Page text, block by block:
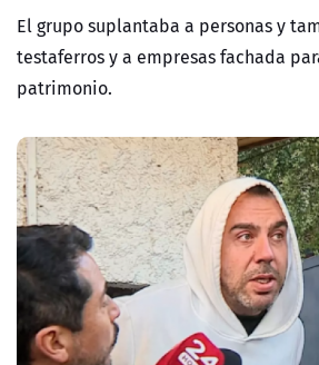
El grupo suplantaba a personas y
testaferros y a empresas fachada
patrimonio.